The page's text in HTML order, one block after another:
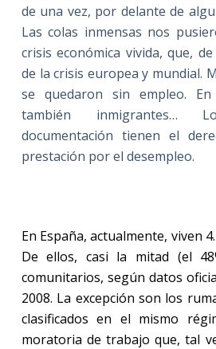
de una vez, por delante de
Las colas inmensas nos
crisis económica vivida, que,
de la crisis europea y mundial.
se quedaron sin empleo.
también inmigrantes…
documentación tienen el
prestación por el desempleo.
En España, actualmente, viven
De ellos, casi la mitad (el
comunitarios, según datos
2008. La excepción son los
clasificados en el mismo
moratoria de trabajo que, tal